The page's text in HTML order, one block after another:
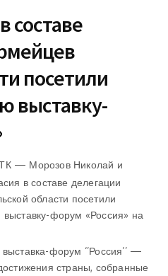
составе
посетили
выставку-
— Морозов Николай и
в составе делегации
области посетили
форум «Россия» на
форум ‘’Россия’’ —
страны, собранные